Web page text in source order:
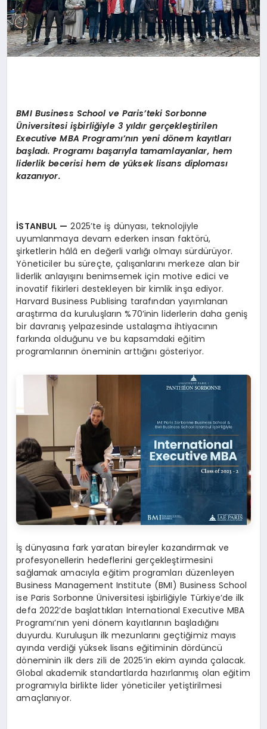
BMI Business School ve Paris’teki Sorbonne
Üniversitesi işbirliğiyle 3 yıldır gerçekleştirilen
Executive MBA Programı’nın yeni dönem kayıtları
başladı. Programı başarıyla tamamlayanlar, hem
liderlik becerisi hem de yüksek lisans diploması
kazanıyor.
İSTANBUL — 2025’te iş dünyası, teknolojiyle
uyumlanmaya devam ederken insan faktörü,
şirketlerin hâlâ en değerli varlığı olmayı sürdürüyor.
Yöneticiler bu süreçte, çalışanlarını merkeze alan bir
liderlik anlayışını benimsemek için motive edici ve
inovatif fikirleri destekleyen bir kimlik inşa ediyor.
Harvard Business Publising tarafından yayımlanan
araştırma da kuruluşların %70’inin liderlerin daha geniş
bir davranış yelpazesinde ustalaşma ihtiyacının
farkında olduğunu ve bu kapsamdaki eğitim
programlarının öneminin arttığını gösteriyor.
İş dünyasına fark yaratan bireyler kazandırmak ve
profesyonellerin hedeflerini gerçekleştirmesini
sağlamak amacıyla eğitim programları düzenleyen
Business Management Institute (BMI) Business School
ise Paris Sorbonne Üniversitesi işbirliğiyle Türkiye’de ilk
defa 2022’de başlattıkları International Executive MBA
Programı’nın yeni dönem kayıtlarının başladığını
duyurdu. Kuruluşun ilk mezunlarını geçtiğimiz mayıs
ayında verdiği yüksek lisans eğitiminin dördüncü
döneminin ilk ders zili de 2025’in ekim ayında çalacak.
Global akademik standartlarda hazırlanmış olan eğitim
programıyla birlikte lider yöneticiler yetiştirilmesi
amaçlanıyor.